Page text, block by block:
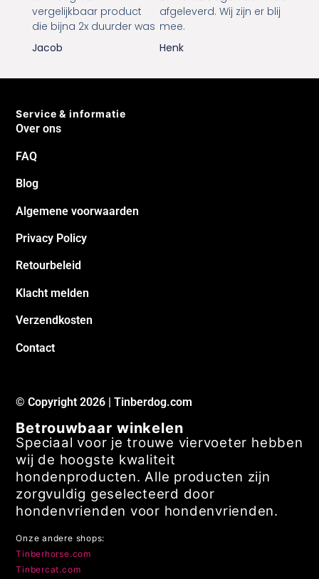
vergelijkbaar product
die bijna 2x duurder was
Jacob
afgeleverd. Wij zijn er blij
mee.
Henk
Service & informatie
Over ons
FAQ
Blog
Algemene voorwaarden
Privacy Policy
Retourbeleid
Klacht melden
Verzendkosten
Contact
© Copyright 2026 | Tinberdog.com
Betrouwbaar winkelen
Speciaal voor je trouwe viervoeter hebben
wij de hoogste kwaliteit
hondenproducten. Alle producten zijn
zorgvuldig geselecteerd door
hondenvrienden voor hondenvrienden.
Onze andere shops:
Tinberhorse.com
Tinbercat.com